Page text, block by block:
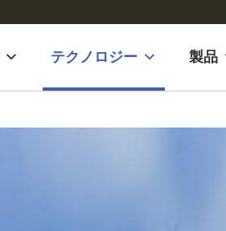
テクノロジー 製品